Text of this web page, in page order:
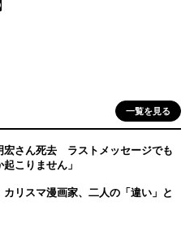
一覧を見る
宏さん死去 ラストメッセージでも
こりません」
リスマ漫画家、二人の「違い」と